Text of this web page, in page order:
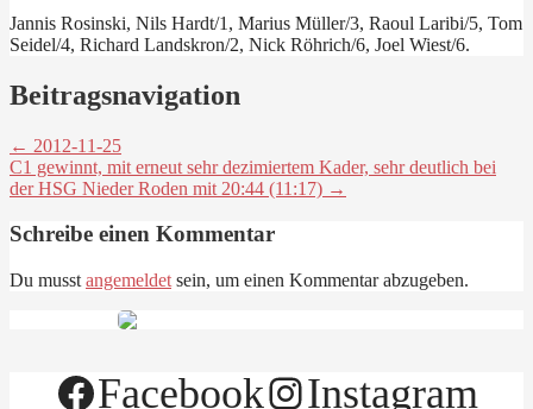
Jannis Rosinski, Nils Hardt/1, Marius Müller/3, Raoul Laribi/5, Tom
Seidel/4, Richard Landskron/2, Nick Röhrich/6, Joel Wiest/6.
Beitragsnavigation
← 2012-11-25
C1 gewinnt, mit erneut sehr dezimiertem Kader, sehr deutlich bei
der HSG Nieder Roden mit 20:44 (11:17) →
Schreibe einen Kommentar
Du musst angemeldet sein, um einen Kommentar abzugeben.
Facebook Instagram